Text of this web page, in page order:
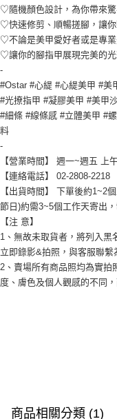
♡隨機顏色設計，為你帶來驚
♡快速修剪、順暢搓腳，讓
♡不論是美甲愛好者或是專
♡讓你的腳指甲展現完美的
-
#Ostar #心緹 #心緹美甲 #美
#光撩指甲 #凝膠美甲 #美甲
#細條 #線條感 #立體美甲 #
料
-
【營業時間】 週一~週五 上
【連絡電話】 02-2808-2218
【出貨時間】 下單後約1~2
節日)約需3~5個工作天寄出
【注 意】
1、無故未取貨者，將列入黑
立即錄影&拍照，與客服聯繫
2、賣場所有商品照均為實拍
度、膚色及個人觀感的不同
商品相關分類 (1)